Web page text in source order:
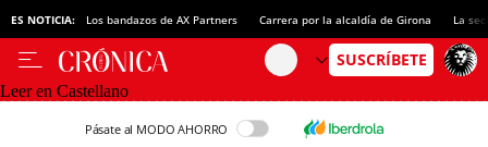
ES NOTICIA: Los bandazos de AX Partners Carrera por la alcaldía de Girona La
Leer en Castellano
Pásate al MODO AHORRO